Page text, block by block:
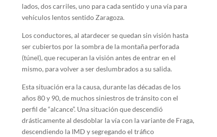
lados, dos carriles, uno para cada sentido y una vía para
vehículos lentos sentido Zaragoza.
Los conductores, al atardecer se quedan sin visión hasta
ser cubiertos por la sombra de la montaña perforada
(túnel), que recuperan la visión antes de entrar en el
mismo, para volver a ser deslumbrados a su salida.
Esta situación era la causa, durante las décadas de los
años 80 y 90, de muchos siniestros de tránsito con el
perfil de “alcance”. Una situación que descendió
drásticamente al desdoblar la vía con la variante de Fraga,
descendiendo la IMD y segregando el tráfico